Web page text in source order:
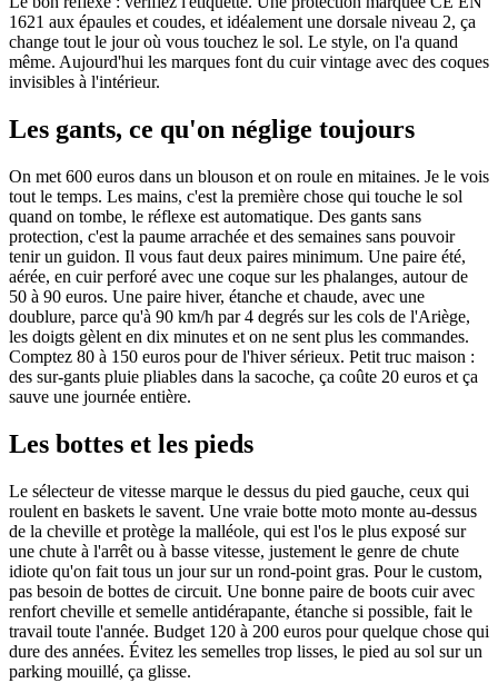
1621 aux épaules et coudes, et idéalement une dorsale niveau 2, ça
change tout le jour où vous touchez le sol. Le style, on l'a quand
même. Aujourd'hui les marques font du cuir vintage avec des coques
invisibles à l'intérieur.
Les gants, ce qu'on néglige toujours
On met 600 euros dans un blouson et on roule en mitaines. Je le vois
tout le temps. Les mains, c'est la première chose qui touche le sol
quand on tombe, le réflexe est automatique. Des gants sans
protection, c'est la paume arrachée et des semaines sans pouvoir
tenir un guidon. Il vous faut deux paires minimum. Une paire été,
aérée, en cuir perforé avec une coque sur les phalanges, autour de
50 à 90 euros. Une paire hiver, étanche et chaude, avec une
doublure, parce qu'à 90 km/h par 4 degrés sur les cols de l'Ariège,
les doigts gèlent en dix minutes et on ne sent plus les commandes.
Comptez 80 à 150 euros pour de l'hiver sérieux. Petit truc maison :
des sur-gants pluie pliables dans la sacoche, ça coûte 20 euros et ça
sauve une journée entière.
Les bottes et les pieds
Le sélecteur de vitesse marque le dessus du pied gauche, ceux qui
roulent en baskets le savent. Une vraie botte moto monte au-dessus
de la cheville et protège la malléole, qui est l'os le plus exposé sur
une chute à l'arrêt ou à basse vitesse, justement le genre de chute
idiote qu'on fait tous un jour sur un rond-point gras. Pour le custom,
pas besoin de bottes de circuit. Une bonne paire de boots cuir avec
renfort cheville et semelle antidérapante, étanche si possible, fait le
travail toute l'année. Budget 120 à 200 euros pour quelque chose qui
dure des années. Évitez les semelles trop lisses, le pied au sol sur un
parking mouillé, ça glisse.